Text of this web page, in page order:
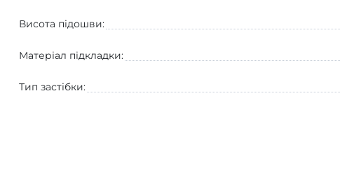
Висота підошви:
Матеріал підкладки:
Тип застібки: